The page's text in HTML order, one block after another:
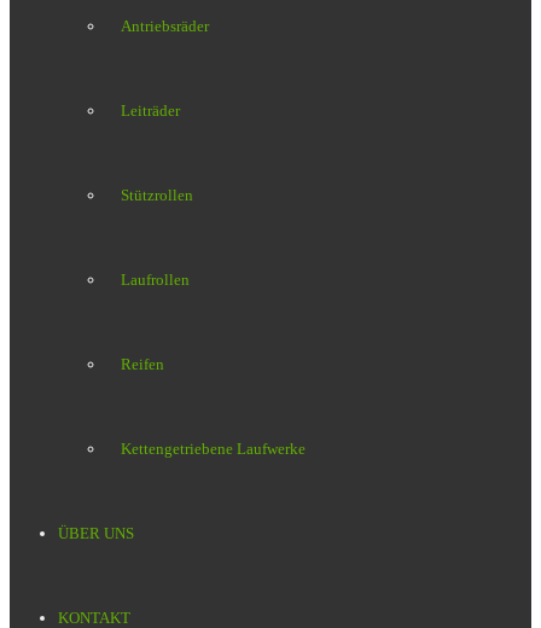
Antriebsräder
Leiträder
Stützrollen
Laufrollen
Reifen
Kettengetriebene Laufwerke
ÜBER UNS
KONTAKT